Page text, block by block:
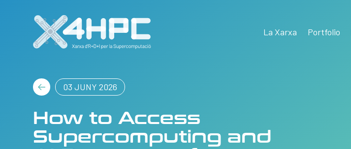
La Xarxa Portfolio
03 JUNY 2026
How to Access
Supercomputing and